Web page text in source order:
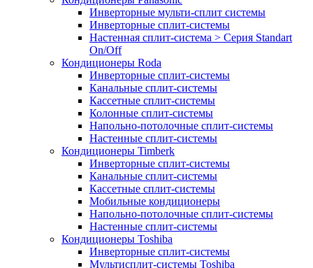
Инверторные мульти-сплит системы
Инверторные сплит-системы
Настенная сплит-система > Серия Standart
On/Off
Кондиционеры Roda
Инверторные сплит-системы
Канальные сплит-системы
Кассетные сплит-системы
Колонные сплит-системы
Напольно-потолочные сплит-системы
Настенные сплит-системы
Кондиционеры Timberk
Инверторные сплит-системы
Канальные сплит-системы
Кассетные сплит-системы
Мобильные кондиционеры
Напольно-потолочные сплит-системы
Настенные сплит-системы
Кондиционеры Toshiba
Инверторные сплит-системы
Мультисплит-системы Toshiba